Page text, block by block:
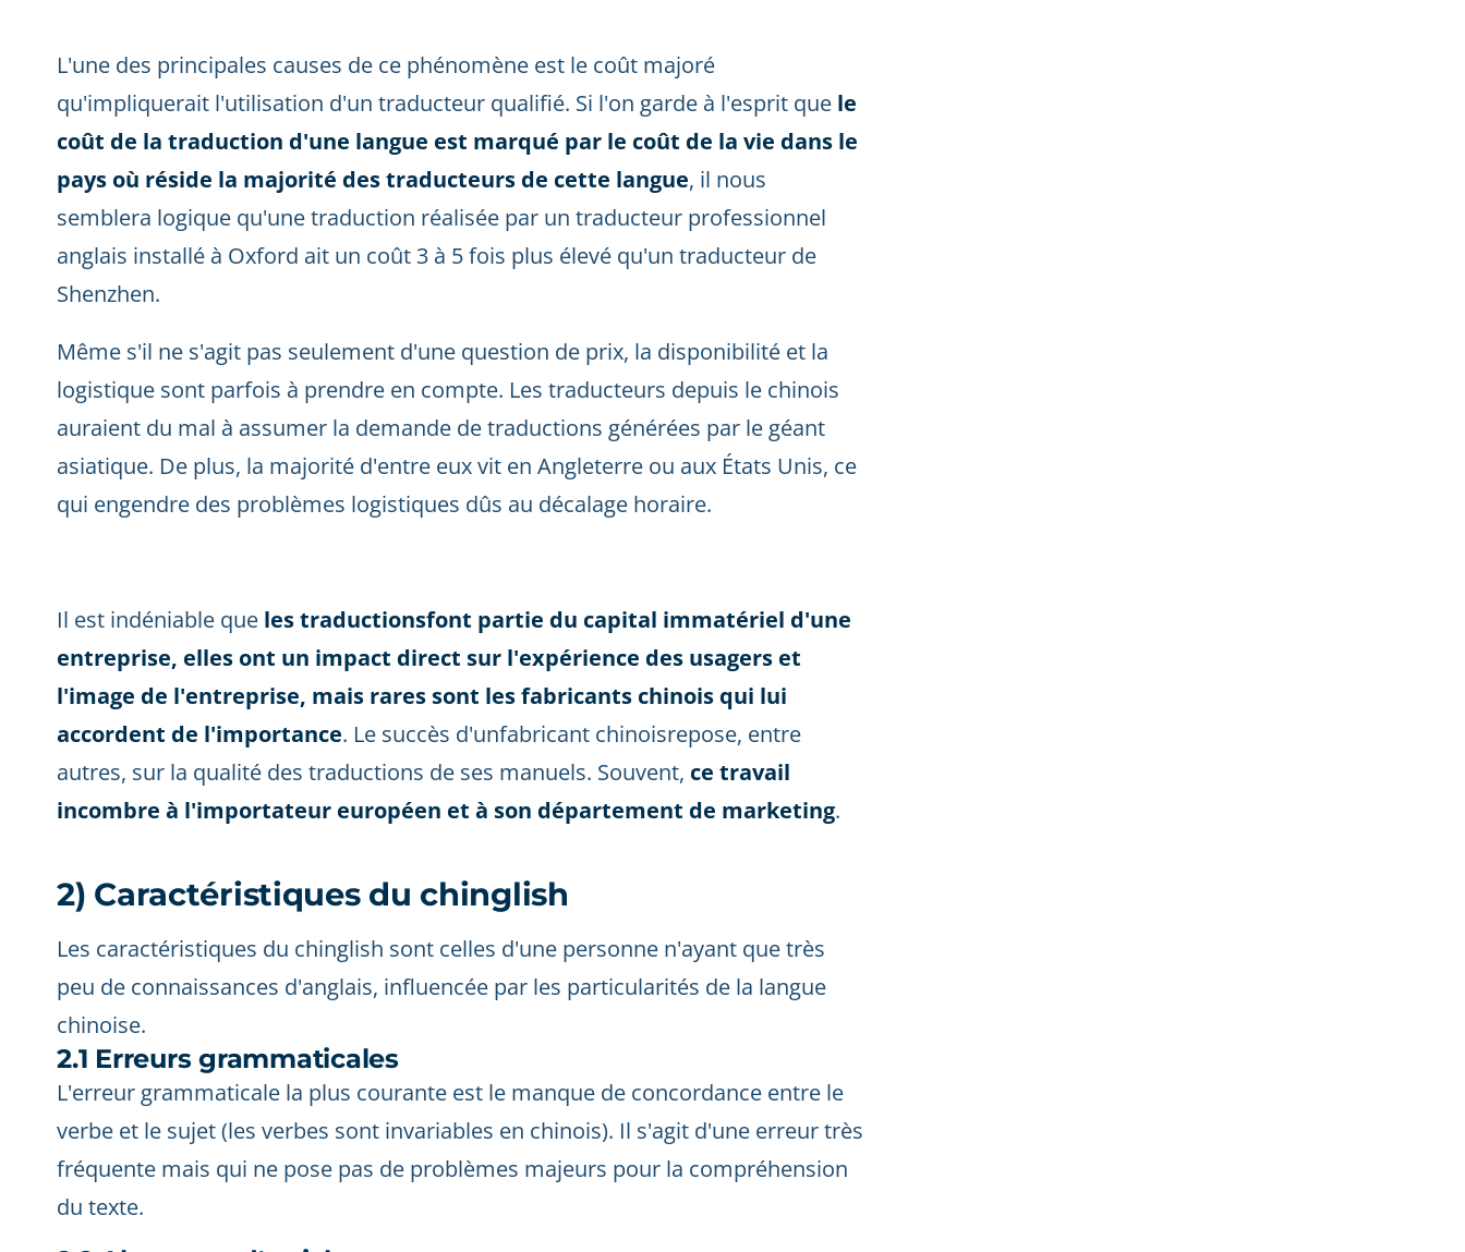
L'une des principales causes de ce phénomène est le coût majoré
qu'impliquerait l'utilisation d'un traducteur qualifié. Si l'on garde à l'esprit que le
coût de la traduction d'une langue est marqué par le coût de la vie dans le
pays où réside la majorité des traducteurs de cette langue, il nous
semblera logique qu'une traduction réalisée par un traducteur professionnel
anglais installé à Oxford ait un coût 3 à 5 fois plus élevé qu'un traducteur de
Shenzhen.
Même s'il ne s'agit pas seulement d'une question de prix, la disponibilité et la
logistique sont parfois à prendre en compte. Les traducteurs depuis le chinois
auraient du mal à assumer la demande de traductions générées par le géant
asiatique. De plus, la majorité d'entre eux vit en Angleterre ou aux États Unis, ce
qui engendre des problèmes logistiques dûs au décalage horaire.
Il est indéniable que les traductionsfont partie du capital immatériel d'une
entreprise, elles ont un impact direct sur l'expérience des usagers et
l'image de l'entreprise, mais rares sont les fabricants chinois qui lui
accordent de l'importance. Le succès d'unfabricant chinoisrepose, entre
autres, sur la qualité des traductions de ses manuels. Souvent, ce travail
incombre à l'importateur européen et à son département de marketing.
2) Caractéristiques du chinglish
Les caractéristiques du chinglish sont celles d'une personne n'ayant que très
peu de connaissances d'anglais, influencée par les particularités de la langue
chinoise.
2.1 Erreurs grammaticales
L'erreur grammaticale la plus courante est le manque de concordance entre le
verbe et le sujet (les verbes sont invariables en chinois). Il s'agit d'une erreur très
fréquente mais qui ne pose pas de problèmes majeurs pour la compréhension
du texte.